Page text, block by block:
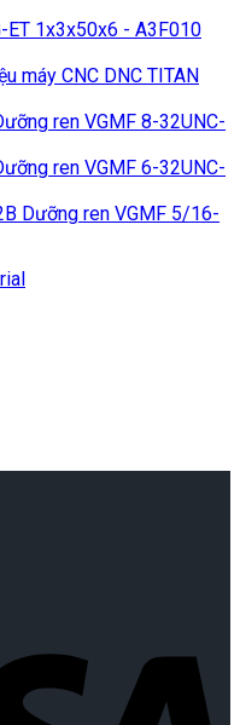
ET 1x3x50x6 - A3F010
máy CNC DNC TITAN
ren VGMF 8-32UNC-
ren VGMF 6-32UNC-
Dưỡng ren VGMF 5/16-